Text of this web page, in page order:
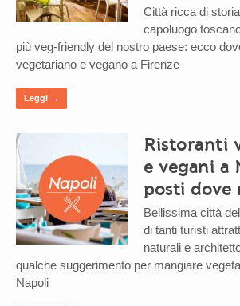
Città ricca di
capoluogo
più veg-friendly del nostro paese: ecco
vegetariano e vegano a Firenze
Leggi →
Ristoranti
e vegani a
posti dove
Bellissima città
di tanti turisti
naturali e
qualche suggerimento per mangiare
Napoli